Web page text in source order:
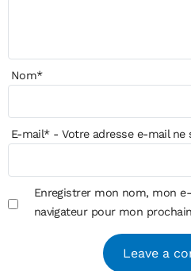
Nom*
E-mail*- Votre adresse e-mail ne
Enregistrer mon nom, mon
navigateur pour mon